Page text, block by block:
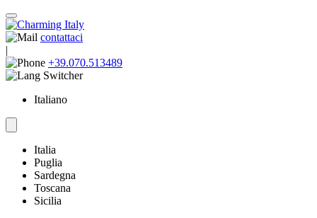
contattaci
|
+39.070.513489
Italiano
Italia
Puglia
Sardegna
Toscana
Sicilia